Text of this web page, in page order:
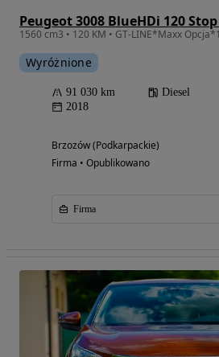
Peugeot 3008 BlueHDi 120
Wyróżnione
91 030 km Diesel
2018
Brzozów (Podkarpackie)
Firma • Opublikowano
Firma